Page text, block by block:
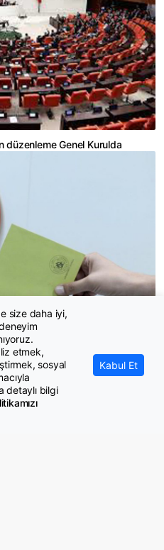
düzenleme Genel Kurulda
size daha iyi,
etmek,
sosyal
detaylı bilgi
Kabul Et